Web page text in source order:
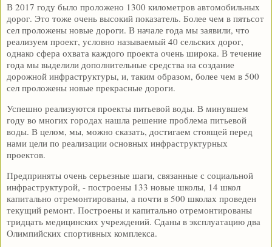
В 2017 году было проложено 1300 километров автомобильных
дорог. Это тоже очень высокий показатель. Более чем в пятьсот
сел проложены новые дороги. В начале года мы заявили, что
реализуем проект, условно называемый 40 сельских дорог,
однако сфера охвата каждого проекта очень широка. В течение
года мы выделили дополнительные средства на создание
дорожной инфраструктуры, и, таким образом, более чем в 500
сел проложены новые прекрасные дороги.
Успешно реализуются проекты питьевой воды. В минувшем
году во многих городах нашла решение проблема питьевой
воды. В целом, мы, можно сказать, достигаем стоящей перед
нами цели по реализации основных инфраструктурных
проектов.
Предприняты очень серьезные шаги, связанные с социальной
инфраструктурой, - построены 133 новые школы, 14 школ
капитально отремонтированы, а почти в 500 школах проведен
текущий ремонт. Построены и капитально отремонтированы
тридцать медицинских учреждений. Сданы в эксплуатацию два
Олимпийских спортивных комплекса.